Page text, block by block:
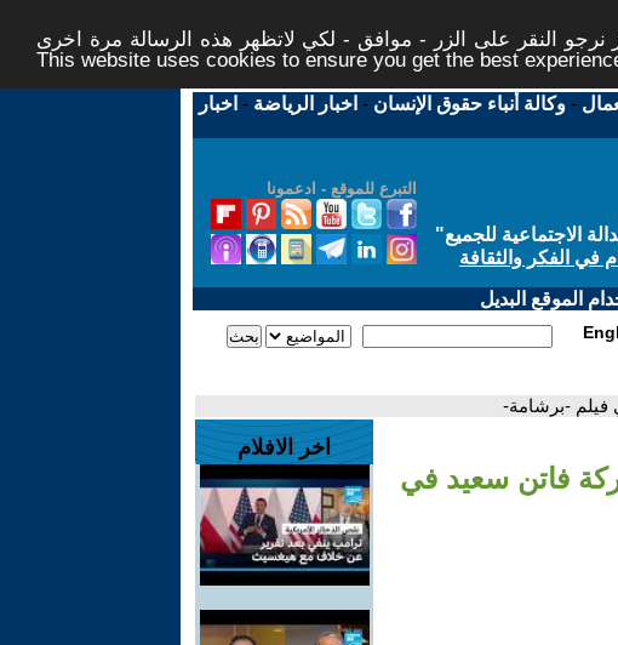
النقر على الزر - موافق - لكي لاتظهر هذه الرسالة مرة اخرى -
This website uses cookies to ensure you get the best
-وكالة أنباء حقوق الإنسان - اخبار الرياضة - اخبار
التبرع للموقع - ادعمونا
الاجتماعية للجميع"
في الفكر والثقافة
الموقع البديل
-برشامة-
فاتن سعيد في
اخر الافلام